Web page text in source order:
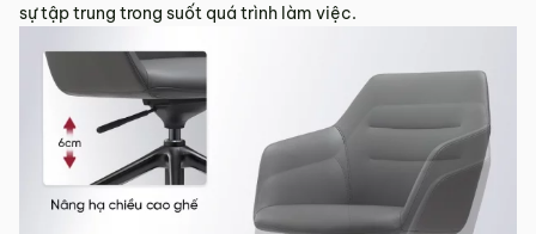
sự tập trung trong suốt quá trình làm việc.